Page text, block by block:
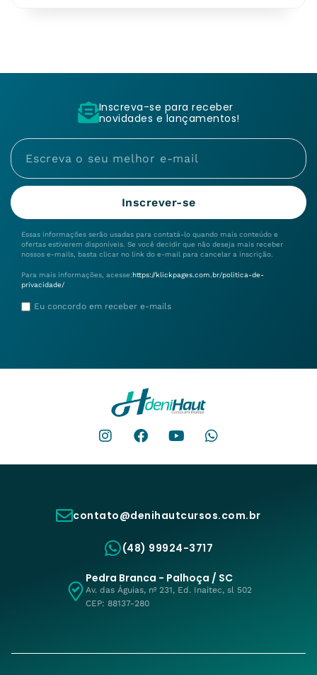
Inscreva-se para receber
novidades e lançamentos!
Inscrever-se
Essas informações serão usadas para contatá-lo quando mais conteúdo e
ofertas estiverem disponíveis. Se você decidir que não deseja mais receber
nossos e-mails, basta clicar no link do e-mail para cancelar a inscrição.
Para mais informações, acesse:https://klickpages.com.br/politica-de-
privacidade/
Eu concordo em receber e-mails
contato@denihautcursos.com.br
(48) 99924-3717
Pedra Branca - Palhoça / SC
Av. das Águias, nº 231, Ed. Inaitec, sl 502
CEP: 88137-280